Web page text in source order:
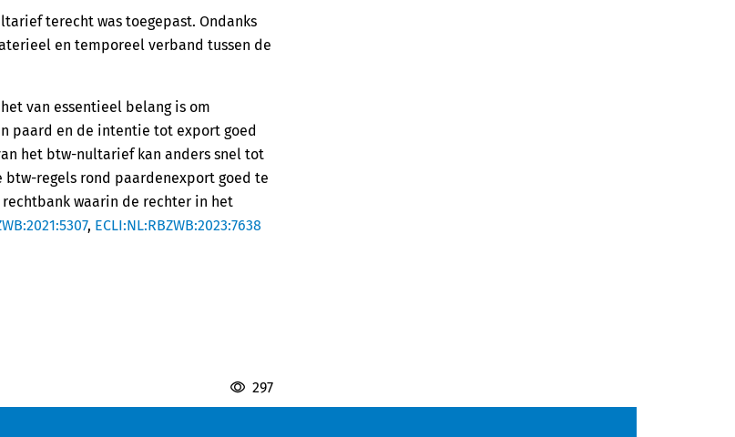
terecht was toegepast. Ondanks
en temporeel verband tussen de
van essentieel belang is om
paard en de intentie tot export goed
het btw-nultarief kan anders snel tot
regels rond paardenexport goed te
waarin de rechter in het
, ECLI:NL:RBZWB:2023:7638
297